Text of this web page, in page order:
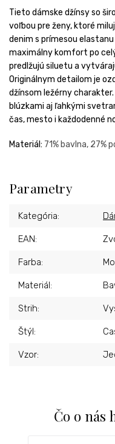
Tieto dámske džínsy so
voľbou pre ženy, ktoré
denim s prímesou
maximálny komfort po
predlžujú siluetu a
Originálnym detailom je
džínsom ležérny
blúzkami aj ľahkými
čas, mesto i každodenné
Materiál: 71% bavlna, 27%
Parametry
Kategória:
EAN:
Farba:
Materiál:
Strih:
Štýl:
Vzor:
Čo o nás